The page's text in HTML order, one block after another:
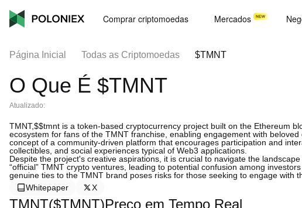
Comprar criptomoedas Mercados
Página Inicial Todas as Criptomoedas $TMNT
O Que É $TMNT
Atualizado:
TMNT,$$tmnt is a token-based cryptocurrency project built on the Ethereum
ecosystem for fans of the TMNT franchise, enabling engagement with
concept of a community-driven platform that encourages participation and
collectibles, and social experiences typical of Web3 applications.
Despite the project's creative aspirations, it is crucial to navigate the
“official” TMNT crypto ventures, leading to potential confusion among
genuine ties to the TMNT brand poses risks for those seeking to engage with
Whitepaper
X
TMNT($TMNT)Preço em Tempo Real